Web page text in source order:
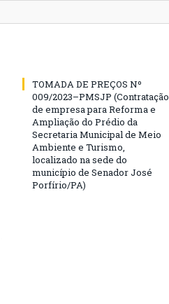
TOMADA DE PREÇOS Nº
009/2023–PMSJP (Contratação
de empresa para Reforma e
Ampliação do Prédio da
Secretaria Municipal de Meio
Ambiente e Turismo,
localizado na sede do
município de Senador José
Porfírio/PA)